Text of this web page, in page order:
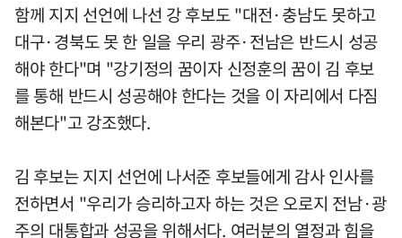
함께 지지 선언에 나선 강 후보도 "대전·충남도 못하고
대구·경북도 못 한 일을 우리 광주·전남은 반드시 성공
해야 한다"며 "강기정의 꿈이자 신정훈의 꿈이 김 후보
를 통해 반드시 성공해야 한다는 것을 이 자리에서 다짐
해본다"고 강조했다.
김 후보는 지지 선언에 나서준 후보들에게 감사 인사를
전하면서 "우리가 승리하고자 하는 것은 오로지 전남·광
주의 대통합과 성공을 위해서다. 여러분의 열정과 힘을